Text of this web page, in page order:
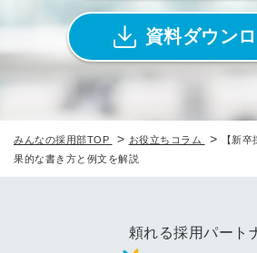
資料ダウン
みんなの採用部TOP > お役立ちコラム >
【新
果的な書き方と例文を解説
頼れる採用パート